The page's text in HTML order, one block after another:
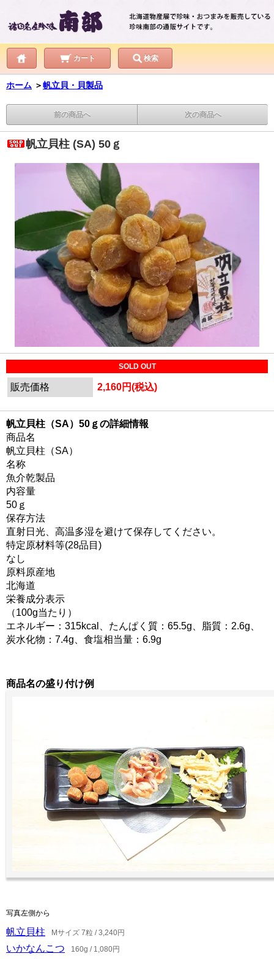
カート 検索
ホーム ＞帆立貝・貝製品
前の商品へ 次の商品へ
帆立貝柱 (SA) 50ｇ
SOLD OUT
販売価格 2,160円(税込)
帆立貝柱（SA）50ｇの詳細情報
商品名
帆立貝柱（SA）
名称
魚介乾製品
内容量
50ｇ
保存方法
直射日光、高温多湿を避けて保存してください。
特定原材料等(28品目)
なし
原料原産地
北海道
栄養成分表示
（100g当たり）
エネルギー：315kcal、たんぱく質：65.5g、脂質：2.6g、
炭水化物：7.4g、食塩相当量：6.9g
商品名の盛り付け例
写真左側から
帆立貝柱 Mサイズ 7粒 / 3,240円
いかなんこつ 160g / 1,080円